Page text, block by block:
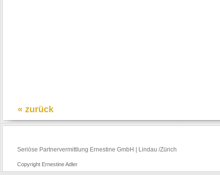
« zurück
Seriöse Partnervermittlung Ernestine GmbH | Lindau /Zürich
Copyright Ernestine Adler